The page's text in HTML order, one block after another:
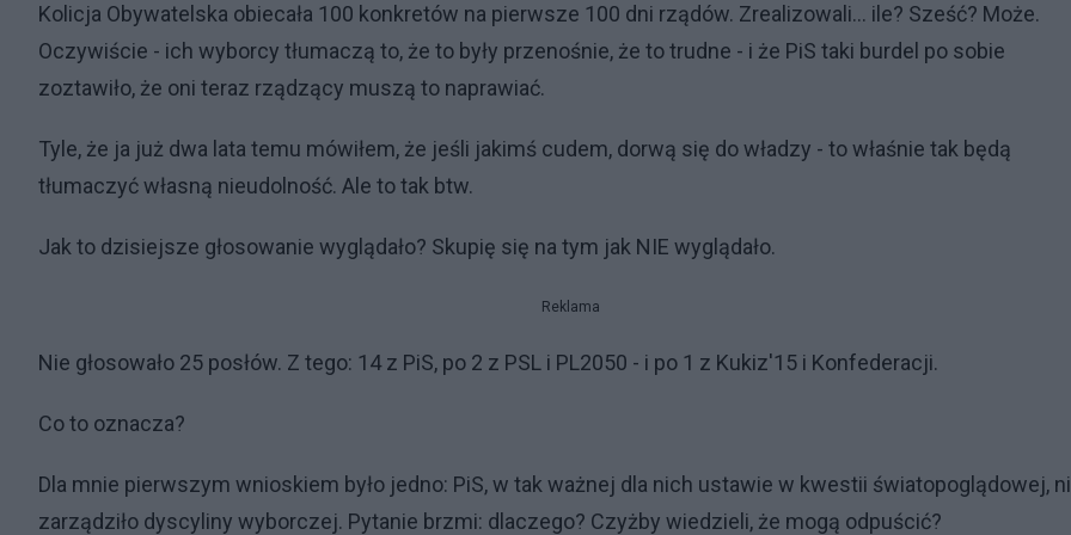
Kolicja Obywatelska obiecała 100 konkretów na pierwsze 100 dni rządów. Zrealizowali... ile? Sześć? Może.
Oczywiście - ich wyborcy tłumaczą to, że to były przenośnie, że to trudne - i że PiS taki burdel po sobie
zoztawiło, że oni teraz rządzący muszą to naprawiać.
Tyle, że ja już dwa lata temu mówiłem, że jeśli jakimś cudem, dorwą się do władzy - to właśnie tak będą
tłumaczyć własną nieudolność. Ale to tak btw.
Jak to dzisiejsze głosowanie wyglądało? Skupię się na tym jak NIE wyglądało.
Reklama
Nie głosowało 25 posłów. Z tego: 14 z PiS, po 2 z PSL i PL2050 - i po 1 z Kukiz'15 i Konfederacji.
Co to oznacza?
Dla mnie pierwszym wnioskiem było jedno: PiS, w tak ważnej dla nich ustawie w kwestii światopoglądowej,
zarządziło dyscyliny wyborczej. Pytanie brzmi: dlaczego? Czyżby wiedzieli, że mogą odpuścić?